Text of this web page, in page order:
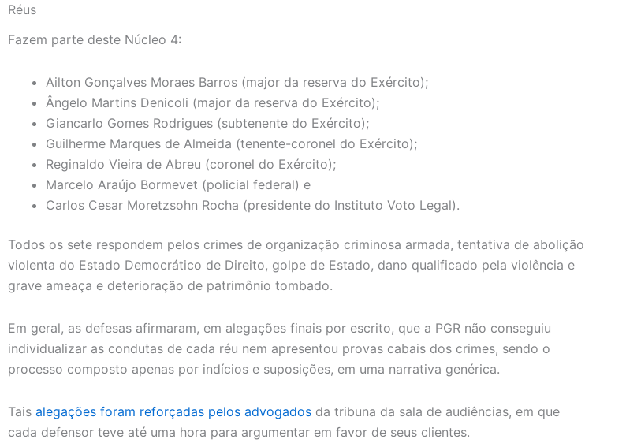
Réus
Fazem parte deste Núcleo 4:
Ailton Gonçalves Moraes Barros (major da reserva do Exército);
Ângelo Martins Denicoli (major da reserva do Exército);
Giancarlo Gomes Rodrigues (subtenente do Exército);
Guilherme Marques de Almeida (tenente-coronel do Exército);
Reginaldo Vieira de Abreu (coronel do Exército);
Marcelo Araújo Bormevet (policial federal) e
Carlos Cesar Moretzsohn Rocha (presidente do Instituto Voto Legal).
Todos os sete respondem pelos crimes de organização criminosa armada, tentativa de abolição
violenta do Estado Democrático de Direito, golpe de Estado, dano qualificado pela violência e
grave ameaça e deterioração de patrimônio tombado.
Em geral, as defesas afirmaram, em alegações finais por escrito, que a PGR não conseguiu
individualizar as condutas de cada réu nem apresentou provas cabais dos crimes, sendo o
processo composto apenas por indícios e suposições, em uma narrativa genérica.
Tais alegações foram reforçadas pelos advogados da tribuna da sala de audiências, em que
cada defensor teve até uma hora para argumentar em favor de seus clientes.